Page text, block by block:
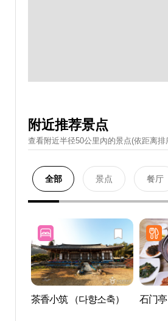
附近推荐景点
查看附近半径50公里內的景点(依距离排
全部 景点 餐厅
茶香小筑 （다향소축） 石门亭